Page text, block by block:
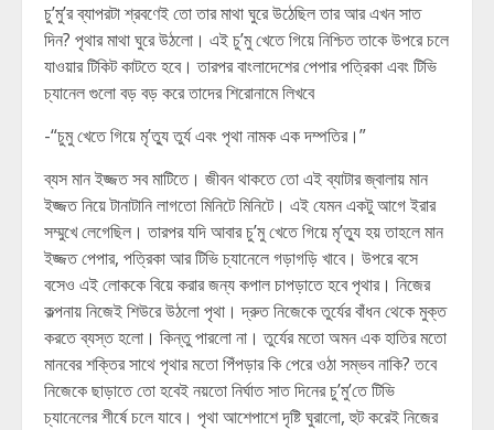
চু’মু’র ব্যাপরটা শ্রবণেই তো তার মাথা ঘুরে উঠেছিল তার আর এখন সাত
দিন? পৃথার মাথা ঘুরে উঠলো। এই চু’মু খেতে গিয়ে নিশ্চিত তাকে উপরে চলে
যাওয়ার টিকিট কাটতে হবে। তারপর বাংলাদেশের পেপার পত্রিকা এবং টিভি
চ্যানেল গুলো বড় বড় করে তাদের শিরোনামে লিখবে
-“চুমু খেতে গিয়ে মৃ’ত্যু তুর্য এবং পৃথা নামক এক দম্পতির।”
ব্যস মান ইজ্জত সব মাটিতে। জীবন থাকতে তো এই ব্যাটার জ্বালায় মান
ইজ্জত নিয়ে টানাটানি লাগতো মিনিটে মিনিটে। এই যেমন একটু আগে ইরার
সম্মুখে লেগেছিল। তারপর যদি আবার চু’মু খেতে গিয়ে মৃ’ত্যু হয় তাহলে মান
ইজ্জত পেপার, পত্রিকা আর টিভি চ্যানেলে গড়াগড়ি খাবে। উপরে বসে
বসেও এই লোককে বিয়ে করার জন্য কপাল চাপড়াতে হবে পৃথার। নিজের
কল্পনায় নিজেই শিউরে উঠলো পৃথা। দ্রুত নিজেকে তুর্যের বাঁধন থেকে মুক্ত
করতে ব্যস্ত হলো। কিন্তু পারলো না। তুর্যের মতো অমন এক হাতির মতো
মানবের শক্তির সাথে পৃথার মতো পিঁপড়ার কি পেরে ওঠা সম্ভব নাকি? তবে
নিজেকে ছাড়াতে তো হবেই নয়তো নির্ঘাত সাত দিনের চু’মু’তে টিভি
চ্যানেলের শীর্ষে চলে যাবে। পৃথা আশেপাশে দৃষ্টি ঘুরালো, হুট করেই নিজের